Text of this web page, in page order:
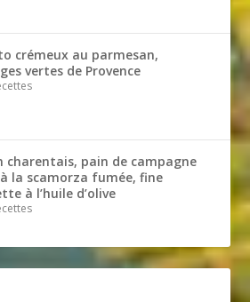
crémeux au parmesan,
vertes de Provence
charentais, pain de campagne
la scamorza fumée, fine
à l’huile d’olive